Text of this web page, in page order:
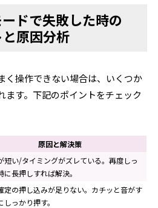
ドで失敗した時の
原因分析
く操作できない場合は、いくつか
ます。下記のポイントをチェック
原因と解決策
短い/タイミングがズレている。再度しっ
に長押しすれば解決。
定の押し込みが足りない。カチッと音がす
しっかり押す。